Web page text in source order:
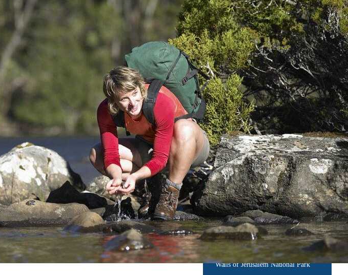
Sheffield
Southwest National Park
St Helens
Stanley
Strahan
Swansea
Tamar Valley
Tarraleah
Tasman National Park
Walls of Jerusalem National Park